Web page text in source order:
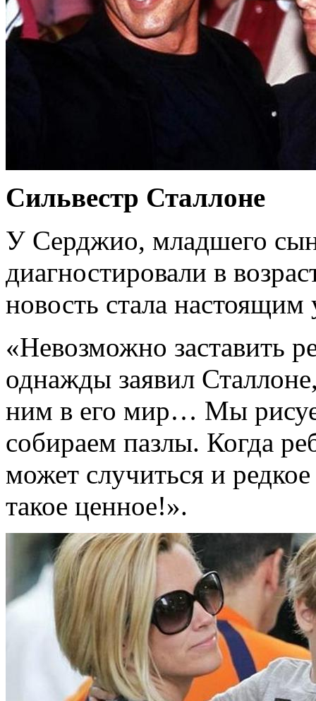
Сильвестр Сталлоне
У Серджио, младшего
диагностировали в
новость стала настоящим
«Невозможно заставить
однажды заявил
ним в его мир… Мы
собираем пазлы. Когда
может случиться и
такое ценное!».